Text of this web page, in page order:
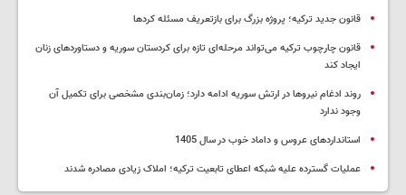
قانون جدید ترکیه؛ پروژه بزرگ‌ برای بازتعریف مسئله کردها
قانون چارچوب ترکیه می‌تواند مرحله‌ای تازه برای کردستان سوریه و دستاوردهای زنان
ایجاد کند
روند ادغام نیروها در ارتش سوریه ادامه دارد؛ زمان‌بندی مشخصی برای تکمیل آن
وجود ندارد
استانداردهای عروس و داماد خوب در سال 1405
عملیات گسترده علیه شبکه اعطای تابعیت ترکیه؛ املاک زیادی مصادره شدند